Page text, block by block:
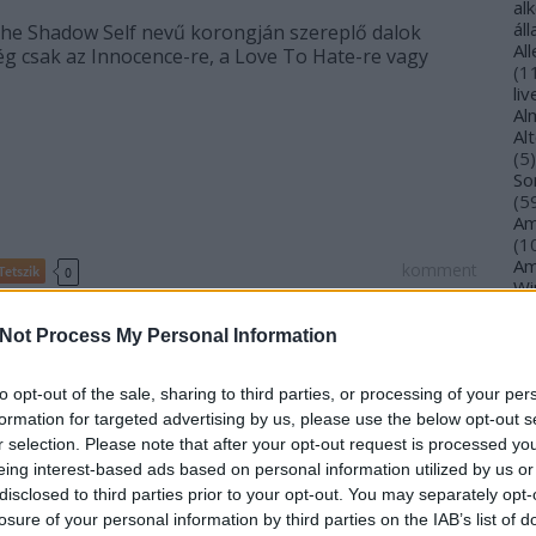
Process My Personal Information
opt-out of the sale, sharing to third parties, or processing of your
for targeted advertising by us, please use the below opt-out
selection. Please note that after your opt-out request is processed
interest-based ads based on personal information utilized by us
to third parties prior to your opt-out. You may separately
of your personal information by third parties on the IAB’s list of
Shadow Self nevű korongján szereplő dalok
csak az Innocence-re, a Love To Hate-re vagy
0
(11
(5)
(
(